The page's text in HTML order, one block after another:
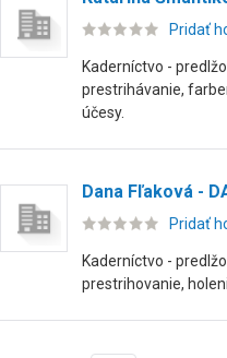
Pridať
Kaderníctvo -
prestrihávanie,
účesy.
Dana Fľaková -
Pridať
Kaderníctvo -
prestrihovanie,